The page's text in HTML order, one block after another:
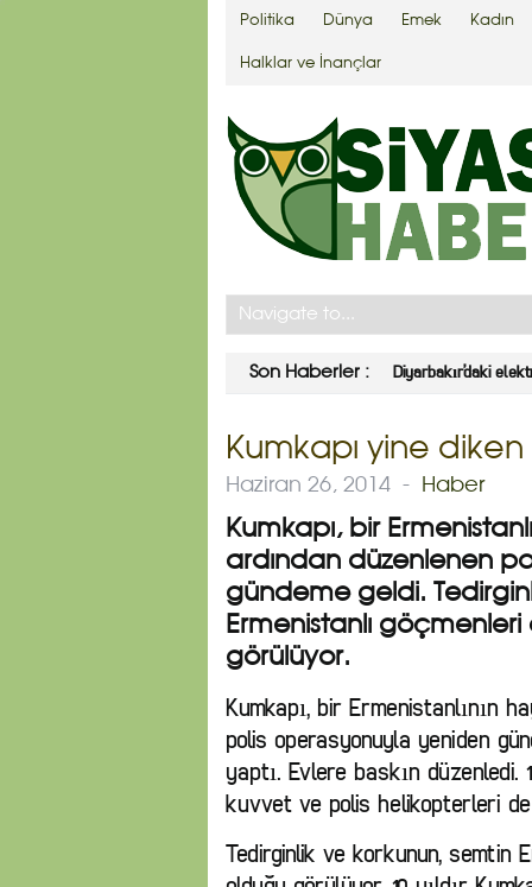
Politika Dünya Emek Kadın
Halklar ve İnançlar
Son Haberler : Diyarbakır’daki
Kumkapı yine
Haziran 26, 2014 - Haber
Kumkapı, bir
ardından düzenlenen
gündeme geldi.
Ermenistanlı
görülüyor.
Kumkapı, bir Ermenistanlının
polis operasyonuyla yeniden
yaptı. Evlere baskın düzenledi.
kuvvet ve polis helikopterleri
Tedirginlik ve korkunun, semtin